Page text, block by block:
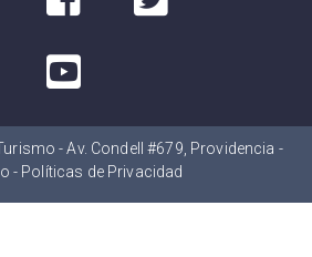
- Av. Condell #679, Providencia -
- Políticas de Privacidad